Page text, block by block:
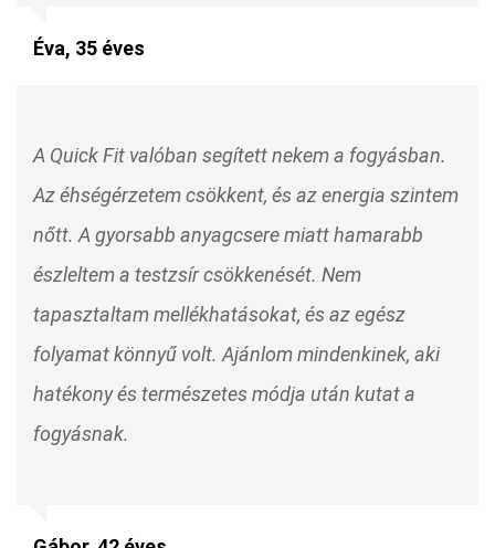
Éva, 35 éves
A Quick Fit valóban segített nekem a fogyásban.
Az éhségérzetem csökkent, és az energia szintem
nőtt. A gyorsabb anyagcsere miatt hamarabb
észleltem a testzsír csökkenését. Nem
tapasztaltam mellékhatásokat, és az egész
folyamat könnyű volt. Ajánlom mindenkinek, aki
hatékony és természetes módja után kutat a
fogyásnak.